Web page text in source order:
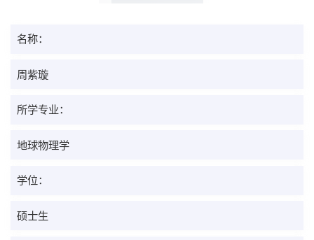
名称：
周紫璇
所学专业：
地球物理学
学位：
硕士生